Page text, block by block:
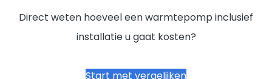
Direct weten hoeveel een warmtepomp inclusief
installatie u gaat kosten?
Start met vergelijken